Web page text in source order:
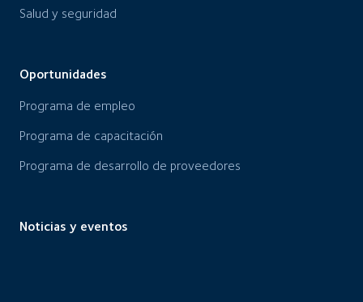
Salud y seguridad
Oportunidades
Programa de empleo
Programa de capacitación
Programa de desarrollo de proveedores
Noticias y eventos